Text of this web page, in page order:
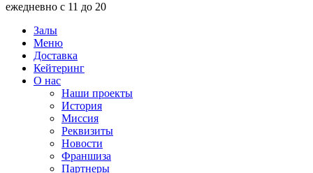
ежедневно с 11 до 20
Залы
Меню
Доставка
Кейтеринг
О нас
Наши проекты
История
Миссия
Реквизиты
Новости
Франшиза
Партнеры